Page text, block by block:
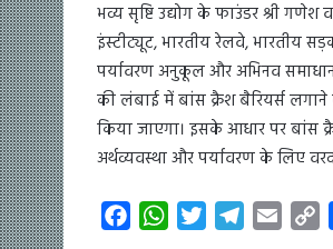
भव्य सृष्टि उद्योग के फाउंडर श्री
इंस्टीट्यूट, भारतीय रेलवे, भारतीय
पर्यावरण अनुकूल और अभिनव
की लंबाई में बांस क्रैश बैरियर्स
किया जाएगा। इसके आधार पर बांस
अर्थव्यवस्था और पर्यावरण के लिए
W